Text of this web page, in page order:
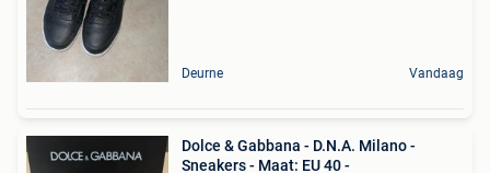
Deurne Vandaag
Dolce & Gabbana - D.N.A. Milano -
Sneakers - Maat: EU 40 -